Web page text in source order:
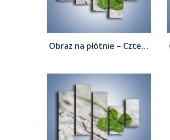
Obraz na płótnie – Czterolistna koniczyna...